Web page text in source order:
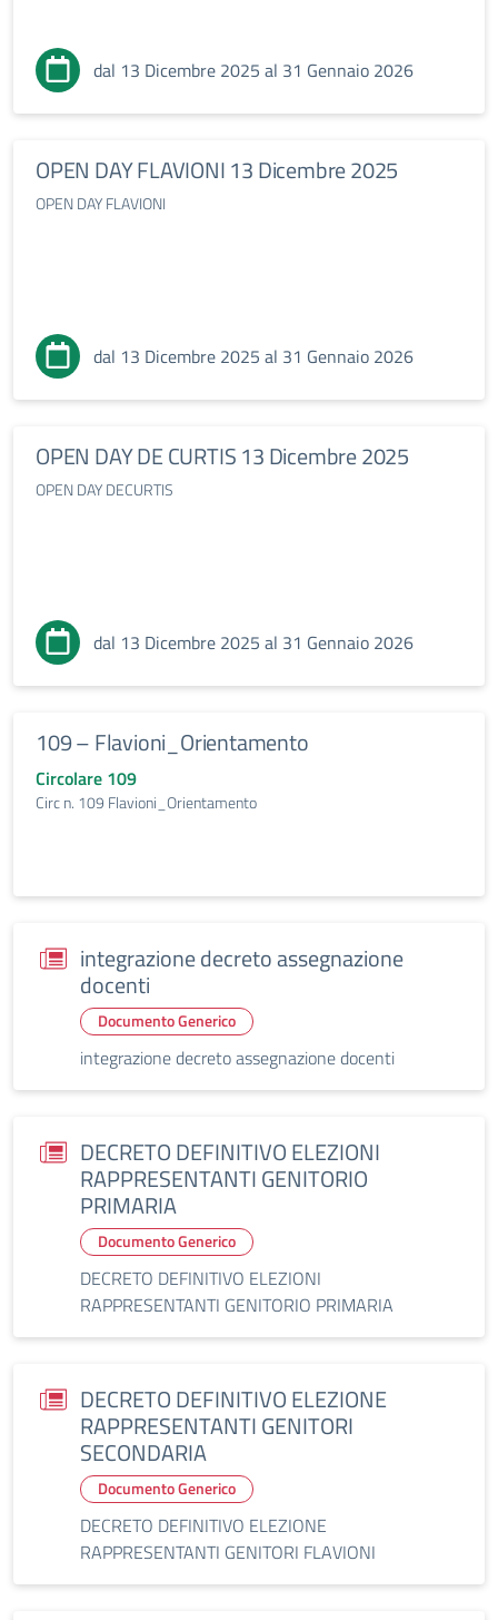
dal 13 Dicembre 2025 al 31 Gennaio 2026
OPEN DAY FLAVIONI 13 Dicembre 2025
OPEN DAY FLAVIONI
dal 13 Dicembre 2025 al 31 Gennaio 2026
OPEN DAY DE CURTIS 13 Dicembre 2025
OPEN DAY DECURTIS
dal 13 Dicembre 2025 al 31 Gennaio 2026
109 – Flavioni_Orientamento
Circolare 109
Circ n. 109 Flavioni_Orientamento
integrazione decreto assegnazione
docenti
Documento Generico
integrazione decreto assegnazione docenti
DECRETO DEFINITIVO ELEZIONI
RAPPRESENTANTI GENITORIO
PRIMARIA
Documento Generico
DECRETO DEFINITIVO ELEZIONI
RAPPRESENTANTI GENITORIO PRIMARIA
DECRETO DEFINITIVO ELEZIONE
RAPPRESENTANTI GENITORI
SECONDARIA
Documento Generico
DECRETO DEFINITIVO ELEZIONE
RAPPRESENTANTI GENITORI FLAVIONI